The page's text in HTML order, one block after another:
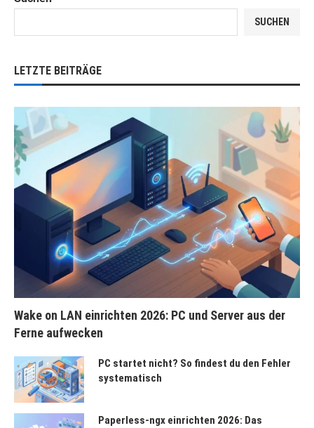
SUCHEN
LETZTE BEITRÄGE
Wake on LAN einrichten 2026: PC und Server aus der
Ferne aufwecken
PC startet nicht? So findest du den Fehler
systematisch
Paperless-ngx einrichten 2026: Das